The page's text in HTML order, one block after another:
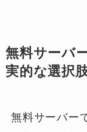
無料サーバ
実的な選択
無料サーバー